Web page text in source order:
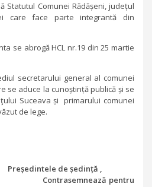
Statutul Comunei Rădășeni, județul
care face parte integrantă din
se abrogă HCL nr.19 din 25 martie
secretarului general al comunei
se aduce la cunoștință publică și se
Suceava și primarului comunei
de lege.
de ședință ,
pentru